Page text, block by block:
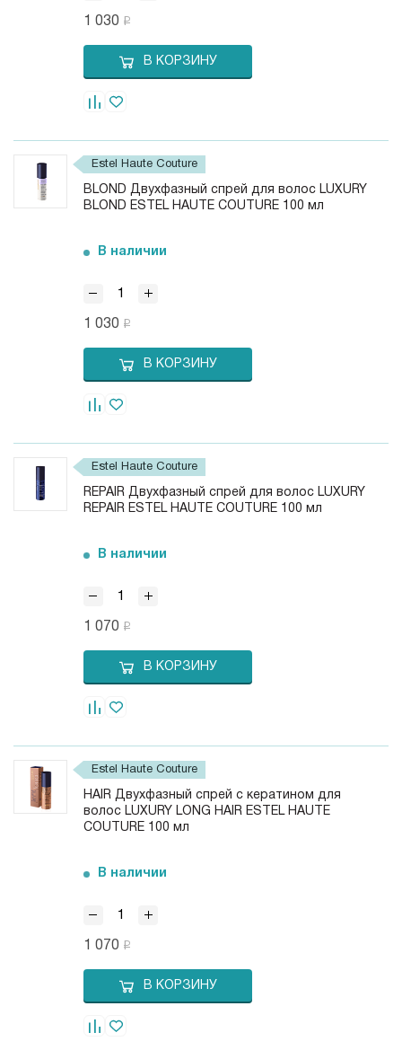
1 030
В КОРЗИНУ
Estel Haute Couture
BLOND Двухфазный спрей для волос LUXURY
BLOND ESTEL HAUTE COUTURE 100 мл
В наличии
1 030
В КОРЗИНУ
Estel Haute Couture
REPAIR Двухфазный спрей для волос LUXURY
REPAIR ESTEL HAUTE COUTURE 100 мл
В наличии
1 070
В КОРЗИНУ
Estel Haute Couture
HAIR Двухфазный спрей с кератином для
волос LUXURY LONG HAIR ESTEL HAUTE
COUTURE 100 мл
В наличии
1 070
В КОРЗИНУ